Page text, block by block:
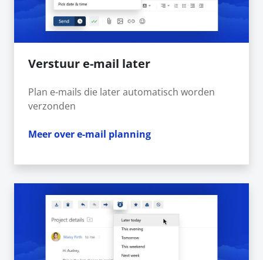
Verstuur e-mail later
Plan e-mails die later automatisch worden
verzonden
Meer over e-mail planning